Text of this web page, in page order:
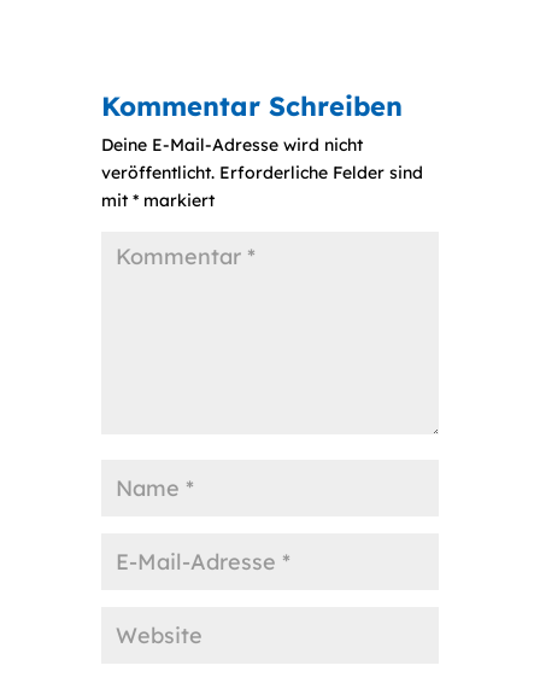
Kommentar Schreiben
Deine E-Mail-Adresse wird nicht
veröffentlicht. Erforderliche Felder sind
mit * markiert